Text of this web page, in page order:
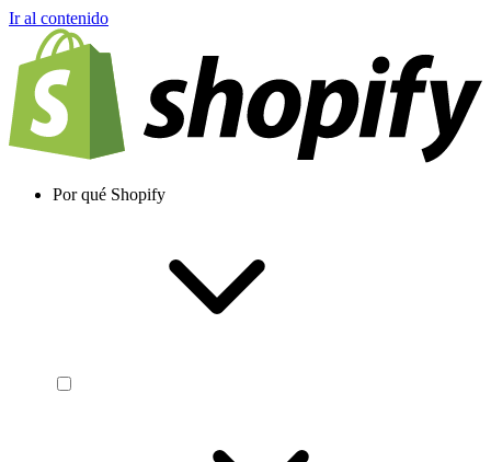
Ir al contenido
Por qué Shopify